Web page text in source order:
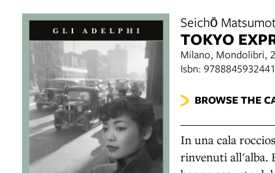
Seichō
TOKYO
Milano, Mondolibri,
Isbn:
BROWSE THE
In una cala
rinvenuti all'alba.